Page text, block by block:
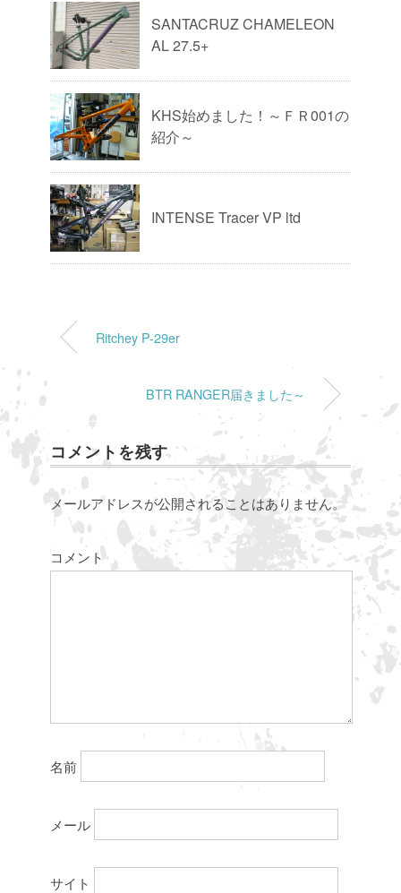
SANTACRUZ CHAMELEON
AL 27.5+
KHS始めました！～ＦＲ001の
紹介～
INTENSE Tracer VP ltd
Ritchey P-29er
BTR RANGER届きました～
コメントを残す
メールアドレスが公開されることはありません。
コメント
名前
メール
サイト